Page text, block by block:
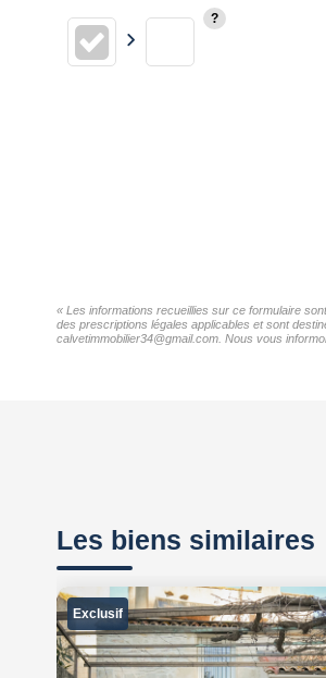
« Les informations recueillies sur ce formulaire
des prescriptions légales applicables et sont
calvetimmobilier34@gmail.com. Nous vous
Les biens similaires
Exclusif